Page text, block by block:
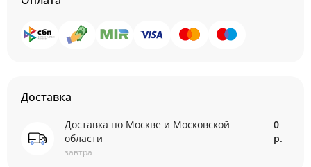
Доставка
Доставка по Москве и Московской
области
завтра
0
р.